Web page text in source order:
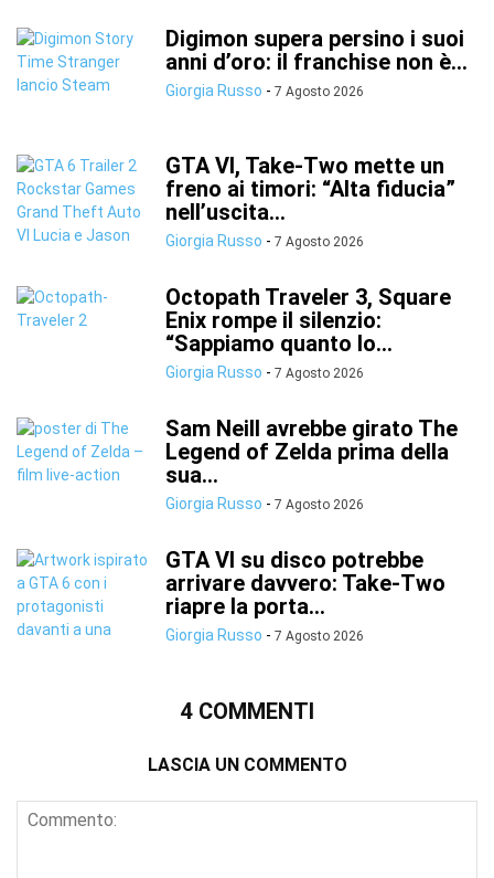
Digimon supera persino i suoi
anni d’oro: il franchise non è...
Giorgia Russo - 7 Agosto 2026
GTA VI, Take-Two mette un
freno ai timori: “Alta fiducia”
nell’uscita...
Giorgia Russo - 7 Agosto 2026
Octopath Traveler 3, Square
Enix rompe il silenzio:
“Sappiamo quanto lo...
Giorgia Russo - 7 Agosto 2026
Sam Neill avrebbe girato The
Legend of Zelda prima della
sua...
Giorgia Russo - 7 Agosto 2026
GTA VI su disco potrebbe
arrivare davvero: Take-Two
riapre la porta...
Giorgia Russo - 7 Agosto 2026
4 COMMENTI
LASCIA UN COMMENTO